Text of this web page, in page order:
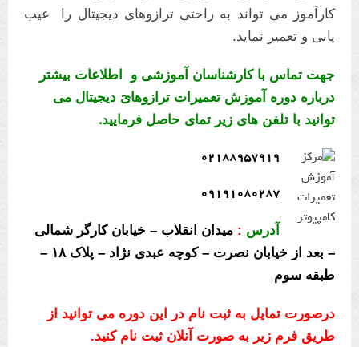
کارآموز می تواند به راحتی ترازوهای دیجیتال را عیب
یابی و تعمیر نماید.
جهت تماس با کارشناسان آموزشی و اطلاعات بیشتر
درباره دوره آموزش تعمیرات ترازوهایَ دیجیتال می
توانید با تلفن های زیر تمای حاصل فرمایید.
۰۲۱۸۸۹۵۷۹۱۹
۰۹۱۹۱۰۸۰۲۸۷
آدرس : میدان انقلاب – خیابان کارگر شمالی
– بعد از خیابان نصرت – کوچه عبدی نژاد – پلاک ۱۸ –
طبقه سوم
درصورت تمایل به ثبت نام در این دوره می توانید از
طریق فرم زیر به صورت آنلان ثبت نام کنید.